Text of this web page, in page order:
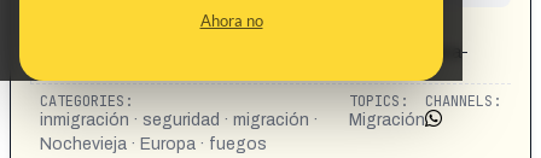
Ahora no
https://okdiario.com/espana/policias-advierten-que-
violencia-nochevieja-europa-acabara-llegando-espana-
CATEGORIES:
inmigración · seguridad · migración ·
Nochevieja · Europa · fuegos
TOPICS:
Migración
CHANNELS: